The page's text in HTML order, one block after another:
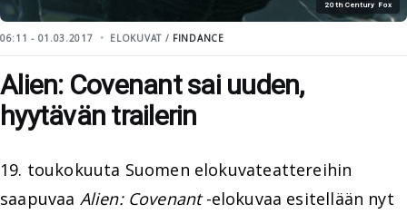
20th Century Fox
06:11 - 01.03.2017 ELOKUVAT / FINDANCE
Alien: Covenant sai uuden,
hyytävän trailerin
19. toukokuuta Suomen elokuvateattereihin
saapuvaa Alien: Covenant-elokuvaa esitellään nyt